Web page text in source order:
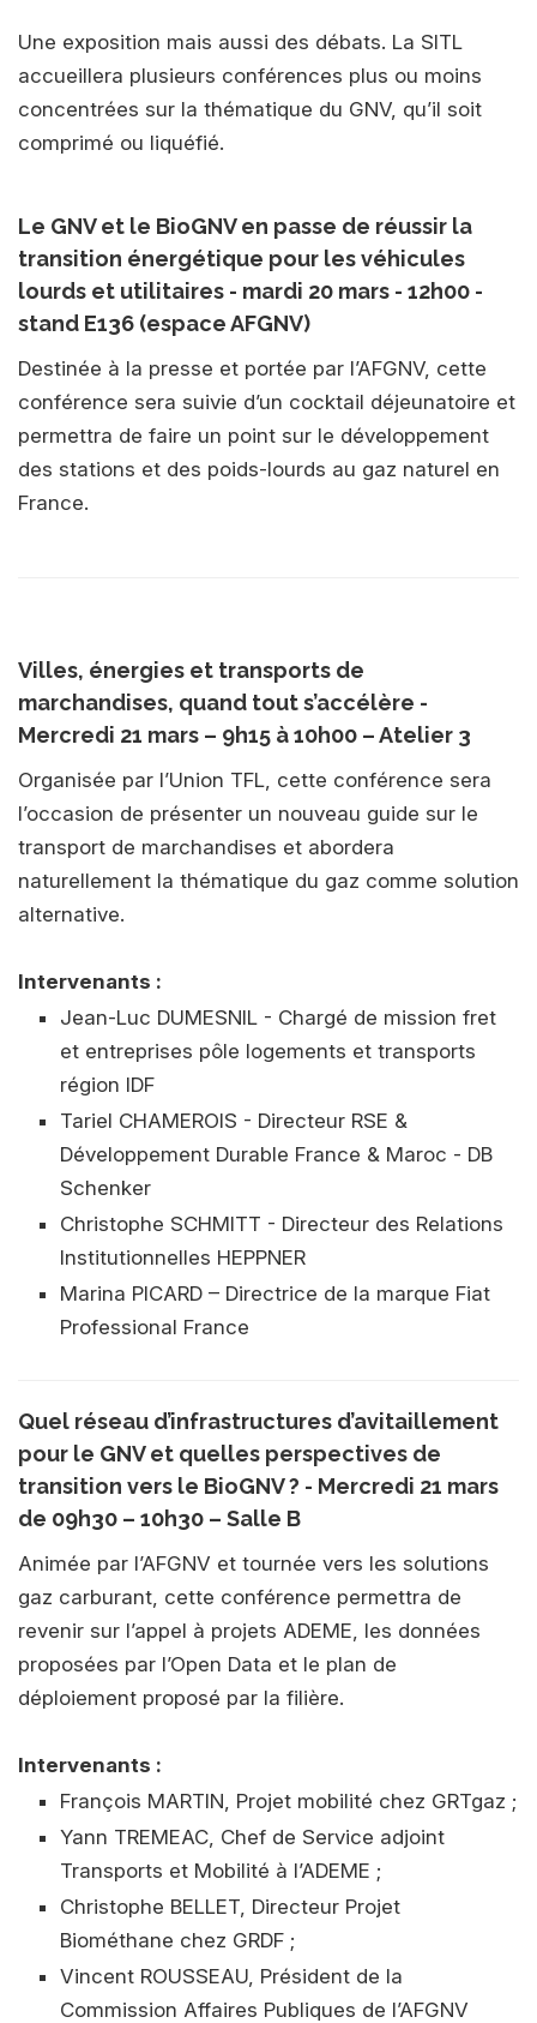
Une exposition mais aussi des débats. La SITL
accueillera plusieurs conférences plus ou moins
concentrées sur la thématique du GNV, qu’il soit
comprimé ou liquéfié.
Le GNV et le BioGNV en passe de réussir la
transition énergétique pour les véhicules
lourds et utilitaires - mardi 20 mars - 12h00 -
stand E136 (espace AFGNV)
Destinée à la presse et portée par l’AFGNV, cette
conférence sera suivie d’un cocktail déjeunatoire et
permettra de faire un point sur le développement
des stations et des poids-lourds au gaz naturel en
France.
Villes, énergies et transports de
marchandises, quand tout s’accélère -
Mercredi 21 mars – 9h15 à 10h00 – Atelier 3
Organisée par l’Union TFL, cette conférence sera
l’occasion de présenter un nouveau guide sur le
transport de marchandises et abordera
naturellement la thématique du gaz comme solution
alternative.
Intervenants :
Jean-Luc DUMESNIL - Chargé de mission fret
et entreprises pôle logements et transports
région IDF
Tariel CHAMEROIS - Directeur RSE &
Développement Durable France & Maroc - DB
Schenker
Christophe SCHMITT - Directeur des Relations
Institutionnelles HEPPNER
Marina PICARD – Directrice de la marque Fiat
Professional France
Quel réseau d’infrastructures d’avitaillement
pour le GNV et quelles perspectives de
transition vers le BioGNV ? - Mercredi 21 mars
de 09h30 – 10h30 – Salle B
Animée par l’AFGNV et tournée vers les solutions
gaz carburant, cette conférence permettra de
revenir sur l’appel à projets ADEME, les données
proposées par l’Open Data et le plan de
déploiement proposé par la filière.
Intervenants :
François MARTIN, Projet mobilité chez GRTgaz ;
Yann TREMEAC, Chef de Service adjoint
Transports et Mobilité à l’ADEME ;
Christophe BELLET, Directeur Projet
Biométhane chez GRDF ;
Vincent ROUSSEAU, Président de la
Commission Affaires Publiques de l’AFGNV